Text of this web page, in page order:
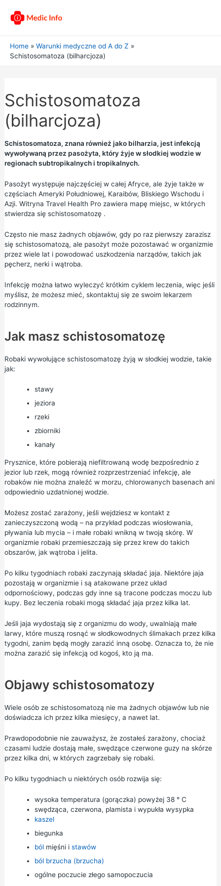
Home
Warunki medyczne od A do Z
Schistosomatoza (bilharcjoza)
Schistosomatoza
(bilharcjoza)
Schistosomatoza, znana również jako bilharzia, jest infekcją
wywoływaną przez pasożyta, który żyje w słodkiej wodzie w
regionach subtropikalnych i tropikalnych.
Pasożyt występuje najczęściej w całej Afryce, ale żyje także w
częściach Ameryki Południowej, Karaibów, Bliskiego Wschodu i
Azji. Witryna Travel Health Pro zawiera mapę miejsc, w których
stwierdza się schistosomatozę.
Często nie masz żadnych objawów, gdy po raz pierwszy zarazisz
się schistosomatozą, ale pasożyt może pozostawać w organizmie
przez wiele lat i powodować uszkodzenia narządów, takich jak
pęcherz, nerki i wątroba.
Infekcję można łatwo wyleczyć krótkim cyklem leczenia, więc jeśli
myślisz, że możesz mieć, skontaktuj się ze swoim lekarzem
rodzinnym.
Jak masz schistosomatozę
Robaki wywołujące schistosomatozę żyją w słodkiej wodzie, takie
jak:
stawy
jeziora
rzeki
zbiorniki
kanały
Prysznice, które pobierają niefiltrowaną wodę bezpośrednio z
jezior lub rzek, mogą również rozprzestrzeniać infekcję, ale
robaków nie można znaleźć w morzu, chlorowanych basenach ani
odpowiednio uzdatnionej wodzie.
Możesz zostać zarażony, jeśli wejdziesz w kontakt z
zanieczyszczoną wodą – na przykład podczas wiosłowania,
pływania lub mycia – i małe robaki wnikną w twoją skórę. W
organizmie robaki przemieszczają się przez krew do takich
obszarów, jak wątroba i jelita.
Po kilku tygodniach robaki zaczynają składać jaja. Niektóre jaja
pozostają w organizmie i są atakowane przez układ
odpornościowy, podczas gdy inne są tracone podczas moczu lub
kupy. Bez leczenia robaki mogą składać jaja przez kilka lat.
Jeśli jaja wydostają się z organizmu do wody, uwalniają małe
larwy, które muszą rosnąć w słodkowodnych ślimakach przez kilka
tygodni, zanim będą mogły zarazić inną osobę. Oznacza to, że nie
można zarazić się infekcją od kogoś, kto ją ma.
Objawy schistosomatozy
Wiele osób ze schistosomatozą nie ma żadnych objawów lub nie
doświadcza ich przez kilka miesięcy, a nawet lat.
Prawdopodobnie nie zauważysz, że zostałeś zarażony, chociaż
czasami ludzie dostają małe, swędzące czerwone guzy na skórze
przez kilka dni, w których zagrzebały się robaki.
Po kilku tygodniach u niektórych osób rozwija się:
wysoka temperatura (gorączka) powyżej 38 ° C
swędząca, czerwona, plamista i wypukła wysypka
kaszel
biegunka
bólmięśni i stawów
ból brzucha (brzucha)
ogólne poczucie złego samopoczucia